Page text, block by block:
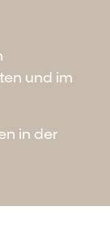
und im
in der